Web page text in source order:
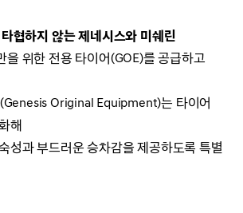
협하지 않는 제네시스와 미쉐린
을 위한 전용 타이어(GOE)를 공급하고
Genesis Original Equipment)는 타이어
해
성과부드러운 승차감을 제공하도록 특별